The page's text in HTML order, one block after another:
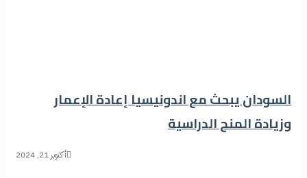
السودان يبحث مع اندونيسيا إعادة الإعمار
وزيادة المنح الدراسية
أكتوبر 21, 2024